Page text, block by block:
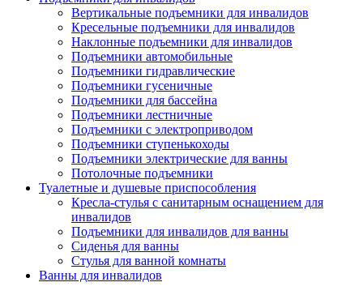
Вертикальные подъемники для инвалидов
Кресельные подъемники для инвалидов
Наклонные подъемники для инвалидов
Подъемники автомобильные
Подъемники гидравлические
Подъемники гусеничные
Подъемники для бассейна
Подъемники лестничные
Подъемники с электроприводом
Подъемники ступенькоходы
Подъемники электрические для ванны
Потолочные подъемники
Туалетные и душевые приспособления
Кресла-стулья с санитарным оснащением для
инвалидов
Подъемники для инвалидов для ванны
Сиденья для ванны
Стулья для ванной комнаты
Ванны для инвалидов